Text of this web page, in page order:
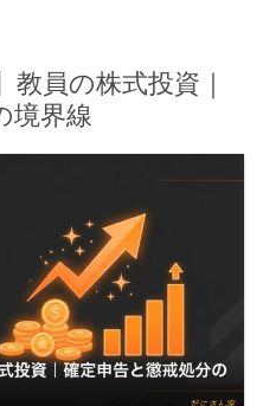
教員の株式投資｜
境界線